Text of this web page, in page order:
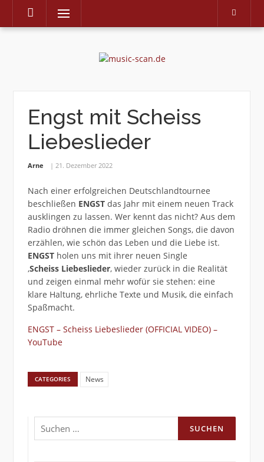
Skip
Menu
Engst mit Scheiss
Liebeslieder
Arne 21. Dezember 2022
Nach einer erfolgreichen Deutschlandtournee
beschließen ENGST das Jahr mit einem neuen Track
ausklingen zu lassen. Wer kennt das nicht? Aus dem
Radio dröhnen die immer gleichen Songs, die davon
erzählen, wie schön das Leben und die Liebe ist.
ENGST holen uns mit ihrer neuen Single
‚Scheiss Liebeslieder‚ wieder zurück in die Realität
und zeigen einmal mehr wofür sie stehen: eine
klare Haltung, ehrliche Texte und Musik, die einfach
Spaßmacht.
ENGST – Scheiss Liebeslieder (OFFICIAL VIDEO) –
YouTube
CATEGORIES News
Suchen
nach: